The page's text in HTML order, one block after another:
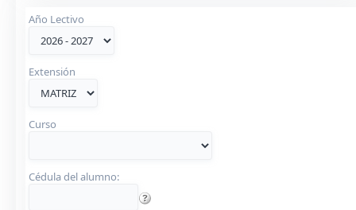
Año Lectivo
Extensión
Curso
Cédula del alumno: